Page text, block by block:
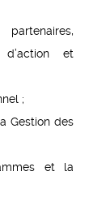
et
;
Gestion des
et la